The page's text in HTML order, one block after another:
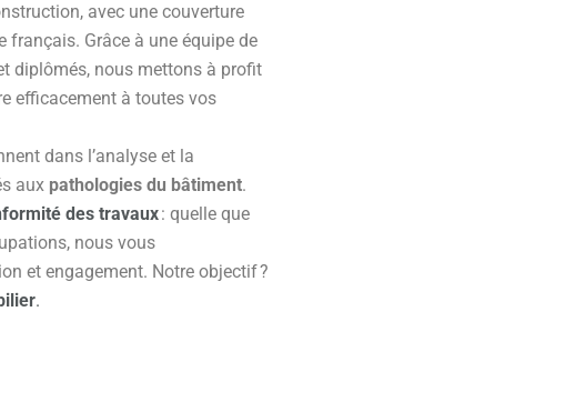
avec une couverture
français. Grâce à une équipe de
diplômés, nous mettons à profit
efficacement à toutes vos
dans l’analyse et la
aux pathologies du bâtiment.
des travaux: quelle que
nous vous
et engagement. Notre objectif ?
.